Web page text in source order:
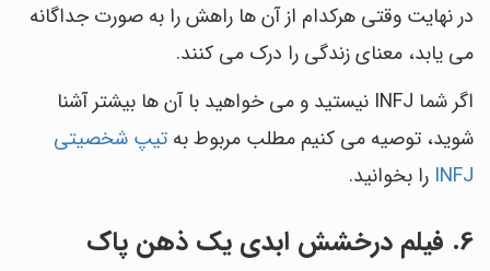
در نهایت وقتی هرکدام از آن ها راهش را به صورت جداگانه
می یابد، معنای زندگی را درک می کنند.
اگر شما INFJ نیستید و می خواهید با آن ها بیشتر آشنا
شوید، توصیه می کنیم مطلب مربوط به تیپ شخصیتی
INFJ را بخوانید.
6. فیلم درخشش ابدی یک ذهن پاک